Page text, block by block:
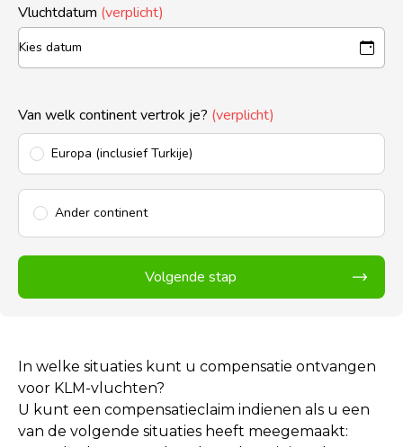
Vluchtdatum (verplicht)
Van welk continent vertrok je? (verplicht)
Europa (inclusief Turkije)
Ander continent
Volgende stap
In welke situaties kunt u compensatie ontvangen
voor KLM-vluchten?
U kunt een compensatieclaim indienen als u een
van de volgende situaties heeft meegemaakt: